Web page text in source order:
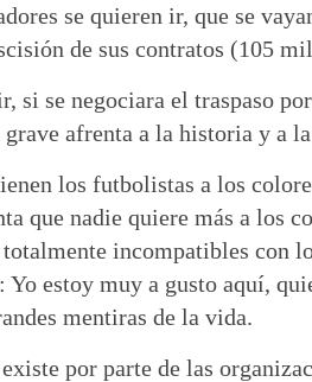
se quieren ir, que se
de sus contratos (105
si se negociara el traspaso
grave afrenta a la historia y a
los futbolistas a los
que nadie quiere más a los
totalmente incompatibles con
Yo estoy muy a gusto aquí,
mentiras de la vida.
por parte de las